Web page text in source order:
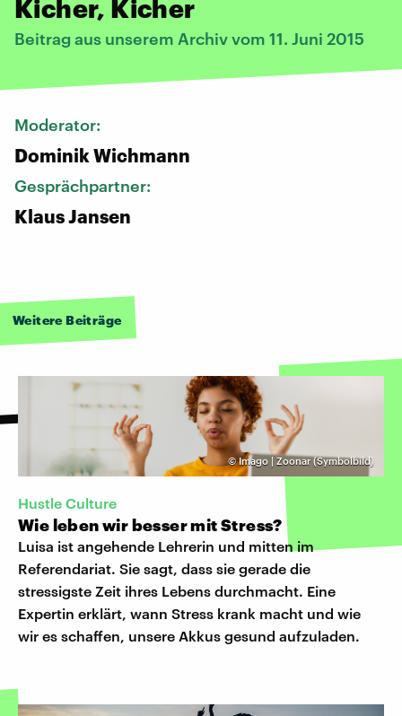
Kicher, Kicher
Beitrag aus unserem Archiv vom 11. Juni 2015
Moderator:
Dominik Wichmann
Gesprächpartner:
Klaus Jansen
Weitere Beiträge
©Imago | Zoonar (Symbolbild)
Hustle Culture
Wie leben wir besser mit Stress?
Luisa ist angehende Lehrerin und mitten im
Referendariat. Sie sagt, dass sie gerade die
stressigste Zeit ihres Lebens durchmacht. Eine
Expertin erklärt, wann Stress krank macht und wie
wir es schaffen, unsere Akkus gesund aufzuladen.